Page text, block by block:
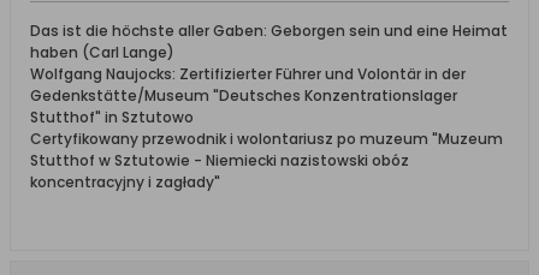
Das ist die höchste aller Gaben: Geborgen sein und eine Heimat
haben (Carl Lange)
Wolfgang Naujocks: Zertifizierter Führer und Volontär in der
Gedenkstätte/Museum "Deutsches Konzentrationslager
Stutthof" in Sztutowo
Certyfikowany przewodnik i wolontariusz po muzeum "Muzeum
Stutthof w Sztutowie - Niemiecki nazistowski obóz
koncentracyjny i zagłady"